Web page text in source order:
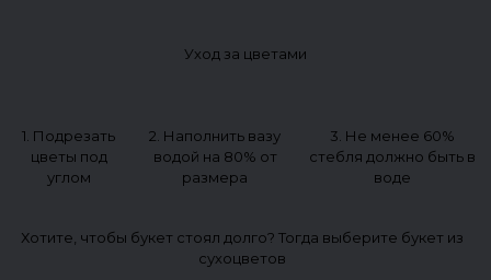
Уход за цветами
1. Подрезать
цветы под
углом
2. Наполнить вазу
водой на 80% от
размера
3. Не менее 60%
стебля должно быть в
воде
Хотите, чтобы букет стоял долго? Тогда выберите букет из
сухоцветов